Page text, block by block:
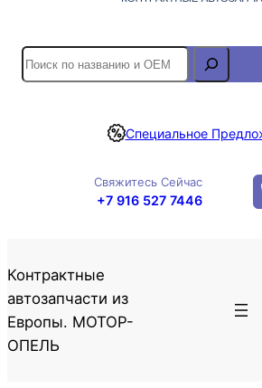
S
e
r
Специальное
Свяжитесь Сейчас
+7 916 527 7446
Контрактные
автозапчасти из
Европы. МОТОР-
ОПЕЛЬ